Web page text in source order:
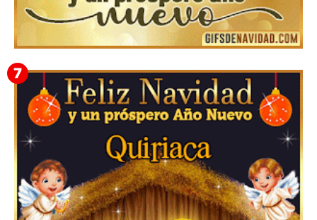
Te deseo una Feliz Navidad Bartolomea